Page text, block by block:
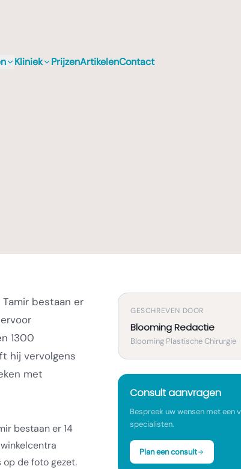
Kliniek PrijzenArtikelenContact
bestaan er
1300
hij vervolgens
met
bestaan er 14
op de foto gezet.
GESCHREVEN DOOR
Blooming Redactie
Blooming Plastische Chirurgie
Consult aanvragen
Bespreek uw wensen met een
specialisten.
Plan een consult